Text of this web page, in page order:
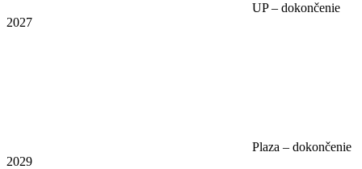
UP – dokončenie
2027
Plaza – dokončenie
2029